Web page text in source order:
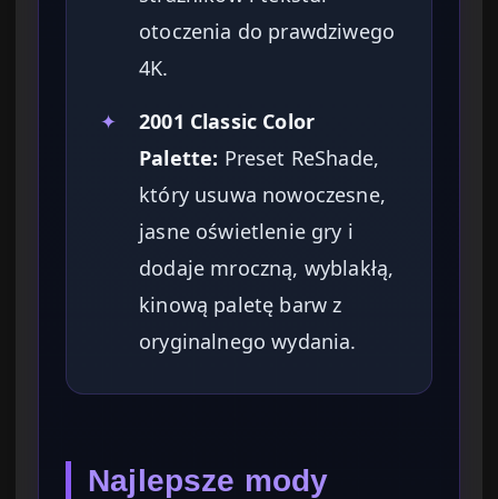
otoczenia do prawdziwego
4K.
✦
2001 Classic Color
Palette: Preset ReShade,
który usuwa nowoczesne,
jasne oświetlenie gry i
dodaje mroczną, wyblakłą,
kinową paletę barw z
oryginalnego wydania.
Najlepsze mody